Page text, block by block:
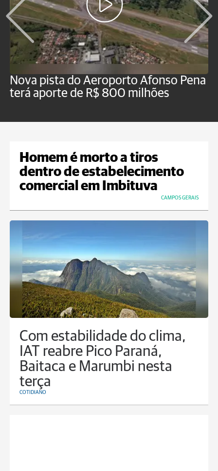
Nova pista do Aeroporto Afonso Pena
terá aporte de R$ 800 milhões
Homem é morto a tiros
dentro de estabelecimento
comercial em Imbituva
CAMPOS GERAIS
Com estabilidade do clima,
IAT reabre Pico Paraná,
Baitaca e Marumbi nesta
terça
COTIDIANO